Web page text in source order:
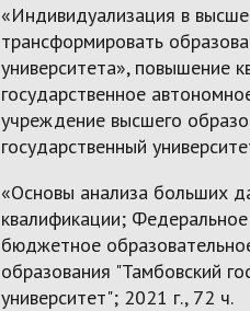
«Индивидуализация в
трансформировать
университета», повышение
государственное
учреждение высшего
государственный
«Основы анализа больших
квалификации;
бюджетное
образования "Тамбовский
университет"; 2021 г., 72 ч.